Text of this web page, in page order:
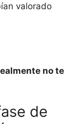
valorado
no te
de